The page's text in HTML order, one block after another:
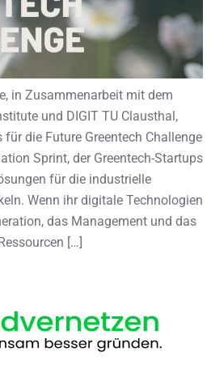
in Zusammenarbeit mit dem
und DIGIT TU Clausthal,
die Future Greentech Challenge
Sprint, der Greentech-Startups
für die industrielle
Wenn ihr digitale Technologien
das Management und das
[…]